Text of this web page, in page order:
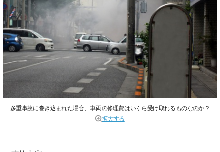
多重事故に巻き込まれた場合、車両の修理費はいくら受け取れるものなのか？
拡大する